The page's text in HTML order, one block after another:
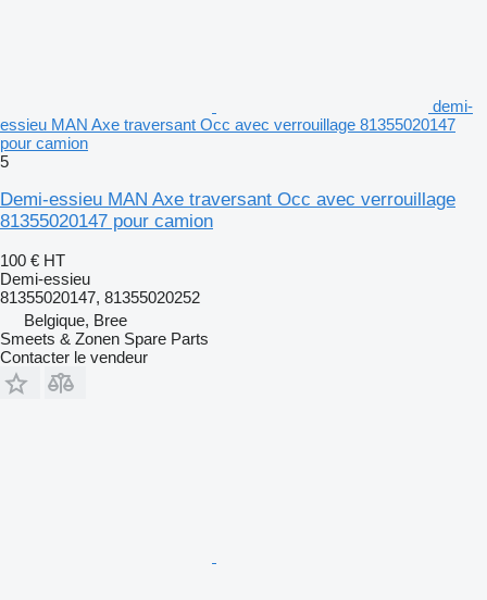
demi-
essieu MAN Axe traversant Occ avec verrouillage 81355020147
pour camion
5
Demi-essieu MAN Axe traversant Occ avec verrouillage
81355020147 pour camion
100 € HT
Demi-essieu
81355020147, 81355020252
Belgique, Bree
Smeets & Zonen Spare Parts
Contacter le vendeur